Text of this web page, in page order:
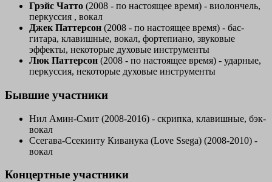
Грэйс Чатто (2008 - по настоящее время) - виолончель,
перкуссия , вокал
Джек Паттерсон (2008 - по настоящее время) - бас-
гитара, клавишные, вокал, фортепиано, звуковые
эффекты, некоторые духовые инструменты
Люк Паттерсон (2008 - по настоящее время) - ударные,
перкуссия, некоторые духовые инструменты
Бывшие участники
Нил Амин-Смит (2008-2016) - скрипка, клавишные, бэк-
вокал
Ссегава-Ссекинту Киванука (Love Ssega) (2008-2010) -
вокал
Концертные участники